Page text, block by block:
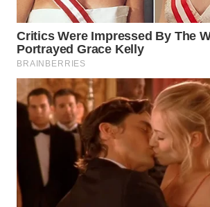
WAHANA
SPORT
WAHANA
UMKM
WAHANA
SELEB
WAHANA
PERSONA